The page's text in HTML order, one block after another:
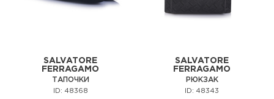
SALVATORE
FERRAGAMO
ТАПОЧКИ
ID: 48368
SALVATORE
FERRAGAMO
РЮКЗАК
ID: 48343